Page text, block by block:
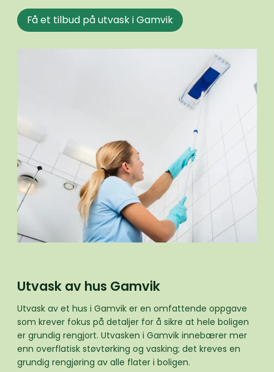
Få et tilbud på utvask i Gamvik
Utvask av hus Gamvik
Utvask av et hus i Gamvik er en omfattende oppgave
som krever fokus på detaljer for å sikre at hele boligen
er grundig rengjort. Utvasken i Gamvik innebærer mer
enn overflatisk støvtørking og vasking; det kreves en
grundig rengjøring av alle flater i boligen.